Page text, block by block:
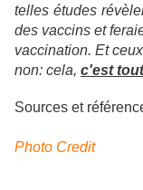
telles études
des vaccins et
vaccination. Et
non: cela, c'est
Sources et
Photo Credit